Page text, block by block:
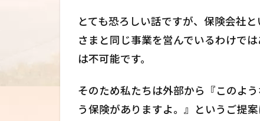
とても恐ろしい話ですが、保険会社
さまと同じ事業を営んでいるわけで
は不可能です。
そのため私たちは外部から『このよ
う保険がありますよ。』というご提